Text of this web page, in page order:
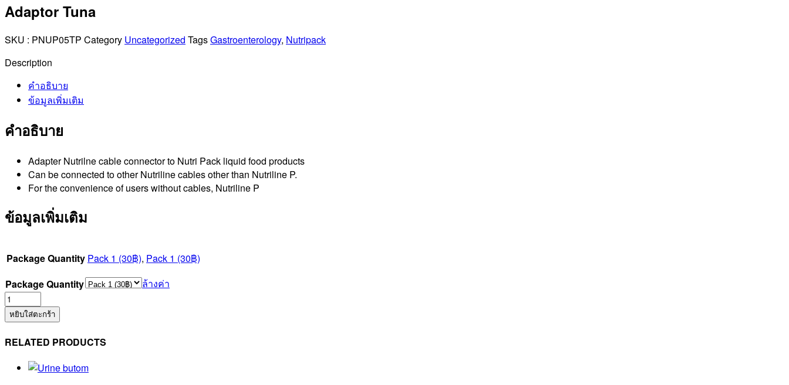
Adaptor Tuna
SKU : PNUP05TP Category Uncategorized TagsGastroenterology, Nutripack
Description
คำอธิบาย
ข้อมูลเพิ่มเติม
คำอธิบาย
Adapter Nutrilne cable connector to Nutri Pack liquid food products
Can be connected to other Nutriline cables other than Nutriline P.
For the convenience of users without cables, Nutriline P
ข้อมูลเพิ่มเติม
Package Quantity Pack 1 (30฿), Pack 1 (30฿)
Package Quantity
ล้างค่า
จำนวน
Adaptor
Tuna
ชิ้น
หยิบใส่ตะกร้า
RELATED PRODUCTS